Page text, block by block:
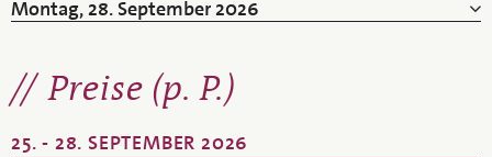
Montag, 28. September 2026
Preise (p. P.)
25. - 28. SEPTEMBER 2026